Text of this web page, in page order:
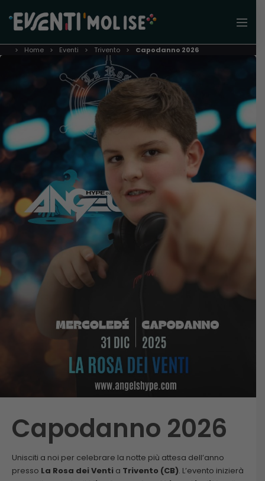
Home Eventi Trivento Capodanno 2026
Capodanno 2026
Unisciti a noi per celebrare la notte più attesa dell’anno
presso La Rosa dei Venti a Trivento (CB). L’evento inizierà